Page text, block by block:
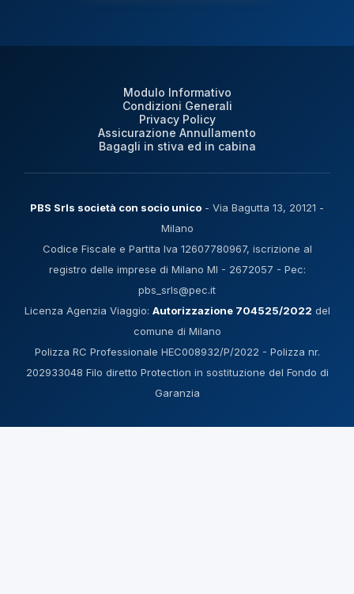
Modulo Informativo
Condizioni Generali
Privacy Policy
Assicurazione Annullamento
Bagagli in stiva ed in cabina
PBS Srls società con socio unico - Via Bagutta 13, 20121 -
Milano
Codice Fiscale e Partita Iva 12607780967, iscrizione al
registro delle imprese di Milano MI - 2672057 - Pec:
pbs_srls@pec.it
Licenza Agenzia Viaggio: Autorizzazione 704525/2022 del
comune di Milano
Polizza RC Professionale HEC008932/P/2022 - Polizza nr.
202933048 Filo diretto Protection in sostituzione del Fondo di
Garanzia